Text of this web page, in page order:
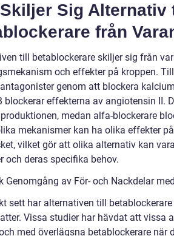
Sig Alternativ
från
till betablockerare skiljer sig från
och effekter på kroppen.
genom att blockera
blockerar effekterna av angiotensin II.
medan alfa-blockerare
mekanismer kan ha olika effekter
vilket gör att olika alternativ kan
och deras specifika behov.
Genomgång av För- och Nackdelar
sett har alternativen till
Vissa studier har hävdat att vissa
med överlägsna betablockerare när